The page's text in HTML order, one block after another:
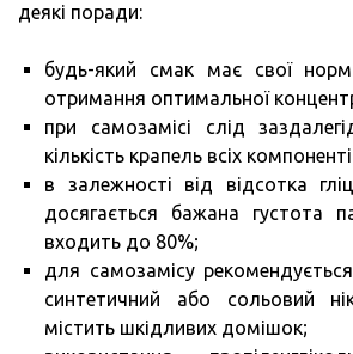
деякі поради:
будь-який смак має свої
отримання оптимальної
при самозамісі слід
кількість крапель всіх
в залежності від відсотка
досягається бажана густота
входить до 80%;
для самозамісу
синтетичний або сольовий
містить шкідливих домішок;